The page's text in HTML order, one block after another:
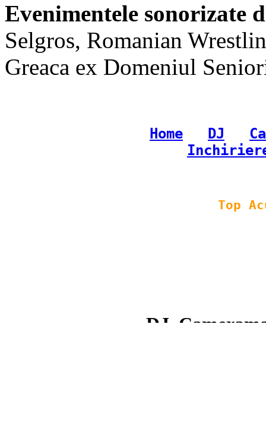
Evenimentele sonorizate
Selgros, Romanian
Greaca ex Domeniul